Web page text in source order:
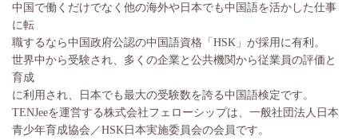
中国で働くだけでなく他の海外や日本でも中国語を活かした仕事
に転
職するなら中国政府公認の中国語資格「HSK」が採用に有利。
世界中から受験され、多くの企業と公共機関から従業員の評価と
育成
に利用され、日本でも最大の受験数を誇る中国語検定です。
TENJeeを運営する株式会社フェローシップは、一般社団法人日本
青少年育成協会／HSK日本実施委員会の会員です。